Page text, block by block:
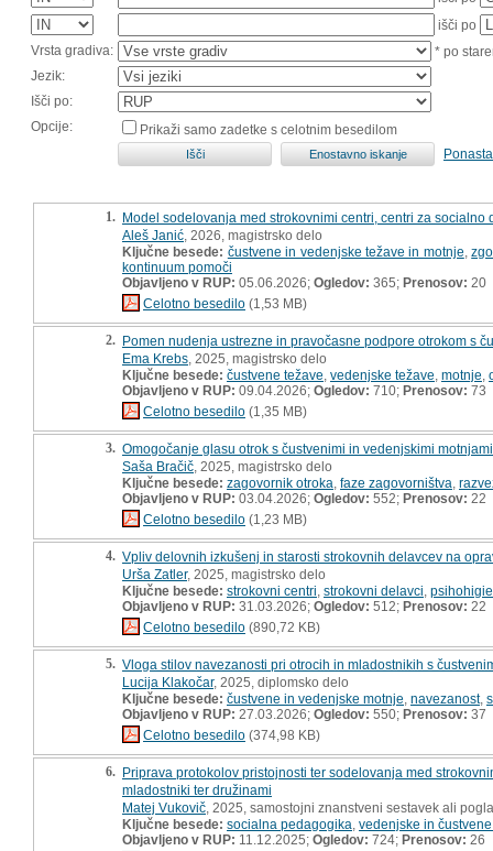
išči po
Vrsta gradiva:
* po
Jezik:
Išči po:
Opcije:
Prikaži samo zadetke s celotnim besedilom
1. Model sodelovanja med strokovnimi centri, centri za
Aleš Janić , 2026, magistrsko delo
Ključne besede: čustvene in vedenjske težave in motnje ,
kontinuum pomoči
Objavljeno v RUP: 05.06.2026; Ogledov: 365; Prenosov: 20
Celotno besedilo (1,53 MB)
2. Pomen nudenja ustrezne in pravočasne podpore otrokom s
Ema Krebs , 2025, magistrsko delo
Ključne besede: čustvene težave vedenjske težave motnje
Objavljeno v RUP: 09.04.2026; Ogledov: 710; Prenosov: 73
Celotno besedilo (1,35 MB)
3. Omogočanje glasu otrok s čustvenimi in vedenjskimi
Saša Bračič , 2025, magistrsko delo
Ključne besede: zagovornik otroka faze zagovorništva
Objavljeno v RUP: 03.04.2026; Ogledov: 552; Prenosov: 22
Celotno besedilo (1,23 MB)
4. Vpliv delovnih izkušenj in starosti strokovnih delavcev na
Urša Zatler, 2025, magistrsko delo
Ključne besede: strokovni centri strokovni delavci
Objavljeno v RUP: 31.03.2026; Ogledov: 512; Prenosov: 22
Celotno besedilo (890,72 KB)
5. Vloga stilov navezanosti pri otrocih in mladostnikih s
Lucija Klakočar, 2025, diplomsko delo
Ključne besede: čustvene in vedenjske motnje navezanost,
Objavljeno v RUP: 27.03.2026; Ogledov: 550; Prenosov: 37
Celotno besedilo (374,98 KB)
6. Priprava protokolov pristojnosti ter sodelovanja med
mladostniki ter družinami
Matej Vukovič , 2025, samostojni znanstveni sestavek ali
Ključne besede: socialna pedagogika vedenjske in
Objavljeno v RUP: 11.12.2025; Ogledov: 724; Prenosov: 26